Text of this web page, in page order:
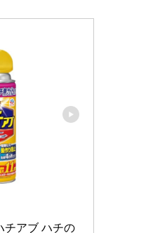
チアブ ハチの